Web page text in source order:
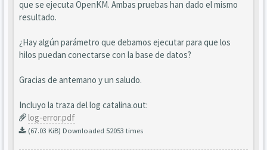
que se ejecuta OpenKM. Ambas pruebas han dado el mismo
resultado.
¿Hay algún parámetro que debamos ejecutar para que los
hilos puedan conectarse con la base de datos?
Gracias de antemano y un saludo.
Incluyo la traza del log catalina.out:
log-error.pdf
(67.03 KiB) Downloaded 52053 times